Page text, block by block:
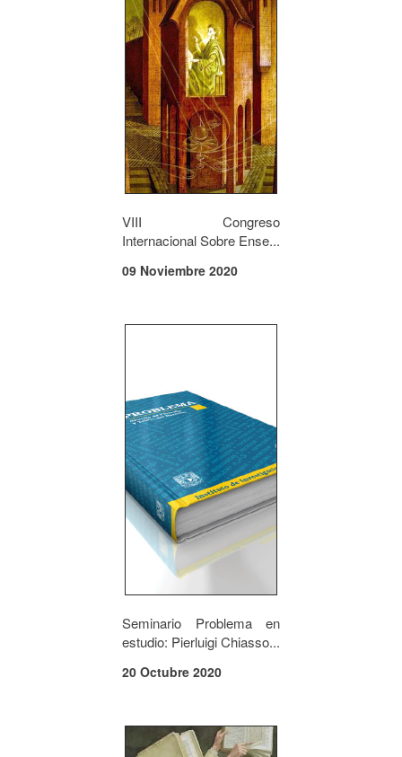
VIII Congreso
Internacional Sobre Ense...
09 Noviembre 2020
Seminario Problema en
estudio: Pierluigi Chiasso...
20 Octubre 2020